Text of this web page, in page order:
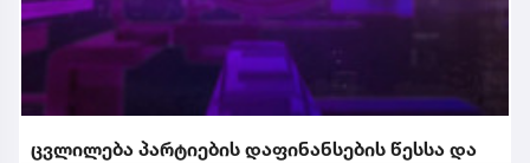
ცვლილება პარტიების დაფინანსების წესსა და